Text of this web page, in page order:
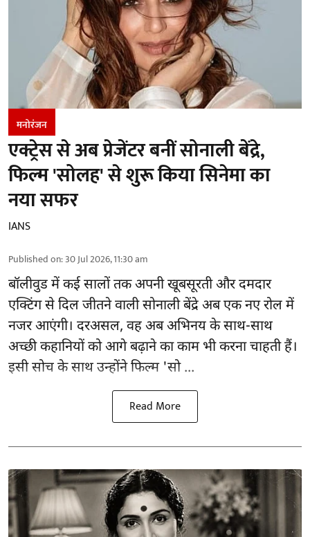
मनोरंजन
एक्ट्रेस से अब प्रेजेंटर बनीं सोनाली बेंद्रे,
फिल्म 'सोलह' से शुरू किया सिनेमा का
नया सफर
IANS
Published on:30 Jul 2026, 11:30 am
बॉलीवुडमें कई सालों तक अपनी खूबसूरती और दमदार
एक्टिंग से दिल जीतने वाली सोनाली बेंद्रे अब एक नए रोल में
नजर आएंगी। दरअसल, वह अब अभिनय के साथ-साथ
अच्छी कहानियों को आगे बढ़ाने का काम भी करना चाहती हैं।
इसी सोच के साथ उन्होंने फिल्म 'सो ...
Read More